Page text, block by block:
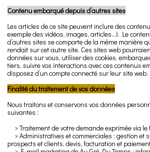
Contenu embarqué depuis d’autres sites
Les articles de ce site peuvent inclure des
exemple des vidéos, images, articles…). Le
d’autres sites se comporte de la même manière
rendait sur cet autre site. Ces sites web
données sur vous, utiliser des cookies,
tiers, suivre vos interactions avec ces contenus
disposez d’un compte connecté sur leur site web.
Finalité du traitement de vos données
Nous traitons et conservons vos données
suivantes :
> Traitement de votre demande exprimée via
> Administratives et commerciales : gestion et
prospects et clients, devis, facturation et